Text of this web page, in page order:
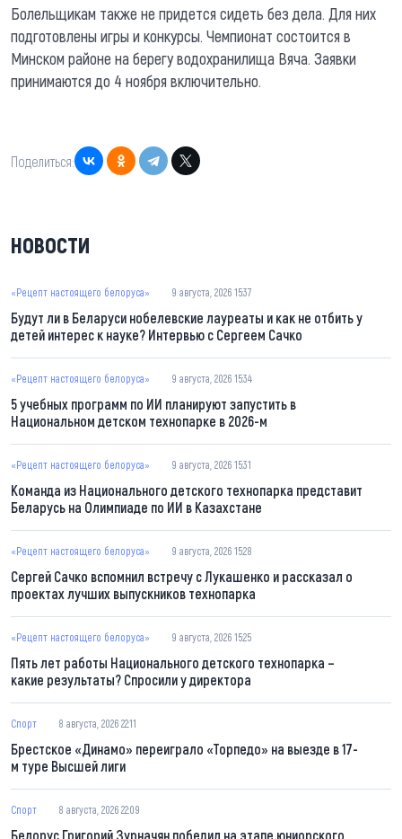
Болельщикам также не придется сидеть без дела. Для них
подготовлены игры и конкурсы. Чемпионат состоится в
Минском районе на берегу водохранилища Вяча. Заявки
принимаются до 4 ноября включительно.
Поделиться:
НОВОСТИ
«Рецепт настоящего белоруса» 9 августа, 2026 15:37
Будут ли в Беларуси нобелевские лауреаты и как не отбить у
детей интерес к науке? Интервью с Сергеем Сачко
«Рецепт настоящего белоруса» 9 августа, 2026 15:34
5 учебных программ по ИИ планируют запустить в
Национальном детском технопарке в 2026-м
«Рецепт настоящего белоруса» 9 августа, 2026 15:31
Команда из Национального детского технопарка представит
Беларусь на Олимпиаде по ИИ в Казахстане
«Рецепт настоящего белоруса» 9 августа, 2026 15:28
Сергей Сачко вспомнил встречу с Лукашенко и рассказал о
проектах лучших выпускников технопарка
«Рецепт настоящего белоруса» 9 августа, 2026 15:25
Пять лет работы Национального детского технопарка –
какие результаты? Спросили у директора
Спорт 8 августа, 2026 22:11
Брестское «Динамо» переиграло «Торпедо» на выезде в 17-
м туре Высшей лиги
Спорт 8 августа, 2026 22:09
Белорус Григорий Зурначян победил на этапе юниорского